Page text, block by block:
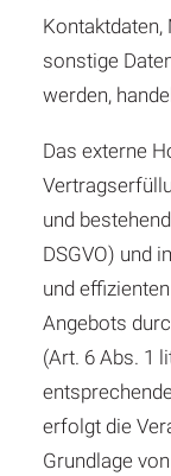
Kontaktdaten,
sonstige
werden,
Das externe
und
DSGVO) und
und
Angebots
(Art. 6 Abs. 1
erfolgt die
Grundlage